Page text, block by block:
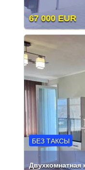
67 000 EUR
БЕЗ ТАКСЫ
Двухкомнатная